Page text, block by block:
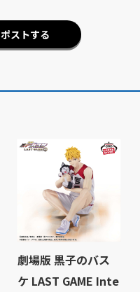
ポストする
劇場版 黒子のバス
ケ LAST GAME Inte